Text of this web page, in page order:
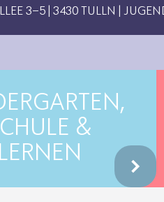
3-5 | 3430 TULLN |
&
LERNEN